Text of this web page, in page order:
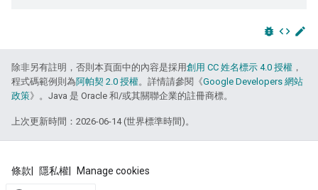
bug_report code edit
除非另有註明，否則本頁面中的內容是採用創用 CC 姓名標示 4.0 授權 ，
程式碼範例則為阿帕契 2.0 授權。詳情請參閱《Google Developers 網站
政策》。Java 是 Oracle 和/或其關聯企業的註冊商標。
上次更新時間：2026-06-14 (世界標準時間)。
條款 隱私權 Manage cookies